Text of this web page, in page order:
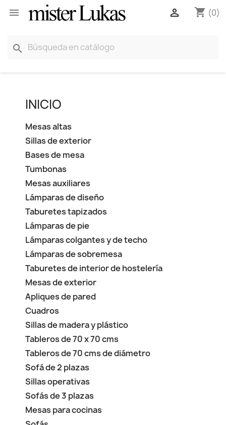
 shopping_cart (0)

search
INICIO
Mesas altas
Sillas de exterior
Bases de mesa
Tumbonas
Mesas auxiliares
Lámparas de diseño
Taburetes tapizados
Lámparas de pie
Lámparas colgantes y de techo
Lámparas de sobremesa
Taburetes de interior de hostelería
Mesas de exterior
Apliques de pared
Cuadros
Sillas de madera y plástico
Tableros de 70 x 70 cms
Tableros de 70 cms de diámetro
Sofá de 2 plazas
Sillas operativas
Sofás de 3 plazas
Mesas para cocinas